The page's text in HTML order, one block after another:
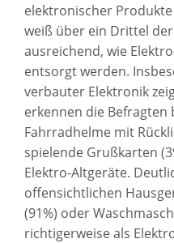
elektronischer
weiß über ein Drittel
ausreichend, wie
entsorgt werden.
verbauter Elektronik
erkennen die Befragten
Fahrradhelme mit
spielende Grußkarten
Elektro-Altgeräte.
offensichtlichen
(91%) oder
richtigerweise als